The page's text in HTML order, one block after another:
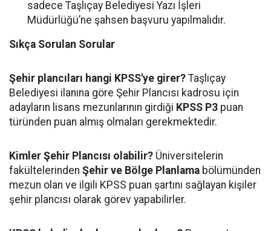
sadece Taşlıçay Belediyesi Yazı İşleri
Müdürlüğü’ne şahsen başvuru yapılmalıdır.
Sıkça Sorulan Sorular
Şehir plancıları hangi KPSS'ye girer? Taşlıçay
Belediyesi ilanına göre Şehir Plancısı kadrosu için
adayların lisans mezunlarının girdiği KPSS P3 puan
türünden puan almış olmaları gerekmektedir.
Kimler Şehir Plancısı olabilir? Üniversitelerin
fakültelerinden Şehir ve Bölge Planlama bölümünden
mezun olan ve ilgili KPSS puan şartını sağlayan kişiler
şehir plancısı olarak görev yapabilirler.